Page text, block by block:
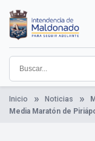
contenido
principal
Institucional
Municipios
Descubre Maldonado
Comunicación
Servicios
Guía De Trámites
Ver Noticias
Inicio Noticias
Media Maratón de